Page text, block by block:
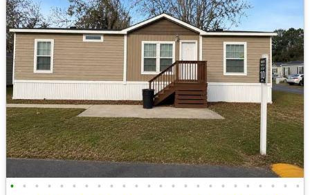
• • • • • • • • • • • • • • • • • • • • • • • •